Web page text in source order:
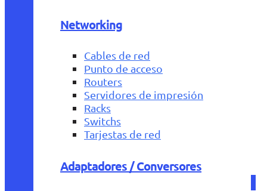
Networking
Cables de red
Punto de acceso
Routers
Servidores de impresión
Racks
Switchs
Tarjestas de red
Adaptadores / Conversores